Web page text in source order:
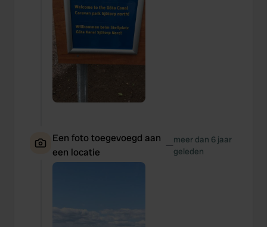
Een foto toegevoegd aan
een locatie
—meer dan 6 jaar
geleden